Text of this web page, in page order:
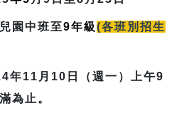
園中班至9年級(各班別招生
年11月10日（週一）上午9
為止。